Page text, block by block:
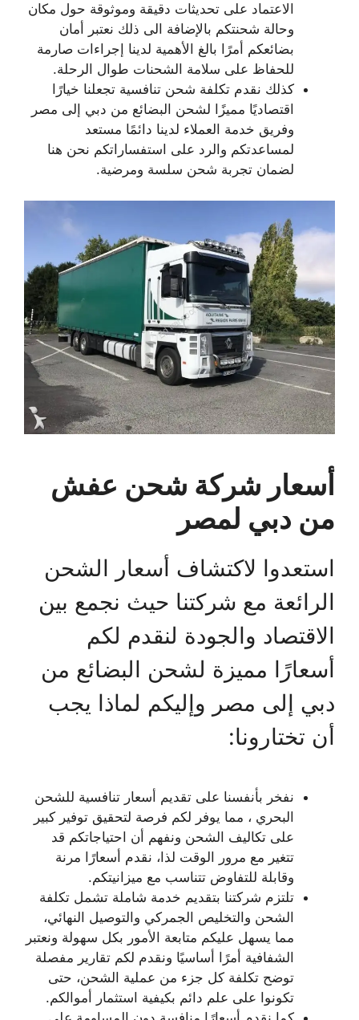
الاعتماد على تحديثات دقيقة وموثوقة حول مكان
وحالة شحنتكم بالإضافة الى ذلك نعتبر أمان
بضائعكم أمرًا بالغ الأهمية لدينا إجراءات صارمة
للحفاظ على سلامة الشحنات طوال الرحلة.
كذلك نقدم تكلفة شحن تنافسية تجعلنا خيارًا
اقتصاديًا مميزًا لشحن البضائع من دبي إلى مصر
وفريق خدمة العملاء لدينا دائمًا مستعد
لمساعدتكم والرد على استفساراتكم نحن هنا
لضمان تجربة شحن سلسة ومرضية.
أسعار شركة شحن عفش
من دبي لمصر
استعدوا لاكتشاف أسعار الشحن
الرائعة مع شركتنا حيث نجمع بين
الاقتصاد والجودة لنقدم لكم
أسعارًا مميزة لشحن البضائع من
دبي إلى مصر وإليكم لماذا يجب
أن تختارونا:
نفخر بأنفسنا على تقديم أسعار تنافسية للشحن
البحري ، مما يوفر لكم فرصة لتحقيق توفير كبير
على تكاليف الشحن ونفهم أن احتياجاتكم قد
تتغير مع مرور الوقت لذا، نقدم أسعارًا مرنة
وقابلة للتفاوض تتناسب مع ميزانيتكم.
تلتزم شركتنا بتقديم خدمة شاملة تشمل تكلفة
الشحن والتخليص الجمركي والتوصيل النهائي،
مما يسهل عليكم متابعة الأمور بكل سهولة ونعتبر
الشفافية أمرًا أساسيًا ونقدم لكم تقارير مفصلة
توضح تكلفة كل جزء من عملية الشحن، حتى
تكونوا على علم دائم بكيفية استثمار أموالكم.